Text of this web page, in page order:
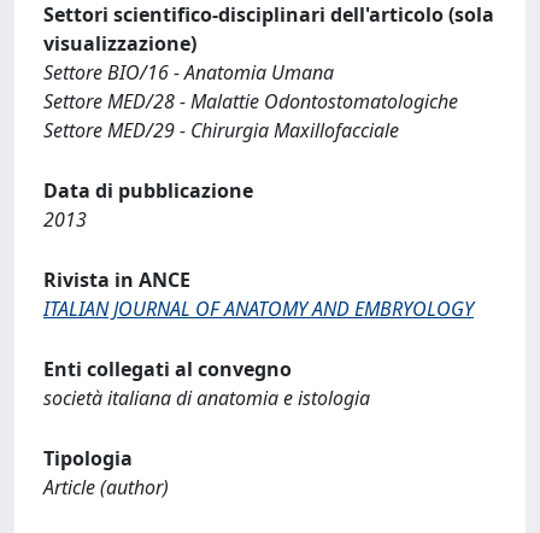
Settori scientifico-disciplinari dell'articolo (sola
visualizzazione)
Settore BIO/16 - Anatomia Umana
Settore MED/28 - Malattie Odontostomatologiche
Settore MED/29 - Chirurgia Maxillofacciale
Data di pubblicazione
2013
Rivista in ANCE
ITALIAN JOURNAL OF ANATOMY AND EMBRYOLOGY
Enti collegati al convegno
società italiana di anatomia e istologia
Tipologia
Article (author)